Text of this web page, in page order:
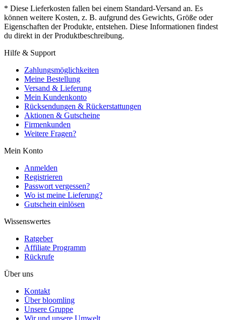
* Diese Lieferkosten fallen bei einem Standard-Versand an. Es
können weitere Kosten, z. B. aufgrund des Gewichts, Größe oder
Eigenschaften der Produkte, entstehen. Diese Informationen findest
du direkt in der Produktbeschreibung.
Hilfe & Support
Zahlungsmöglichkeiten
Meine Bestellung
Versand & Lieferung
Mein Kundenkonto
Rücksendungen & Rückerstattungen
Aktionen & Gutscheine
Firmenkunden
Weitere Fragen?
Mein Konto
Anmelden
Registrieren
Passwort vergessen?
Wo ist meine Lieferung?
Gutschein einlösen
Wissenswertes
Ratgeber
Affiliate Programm
Rückrufe
Über uns
Kontakt
Über bloomling
Unsere Gruppe